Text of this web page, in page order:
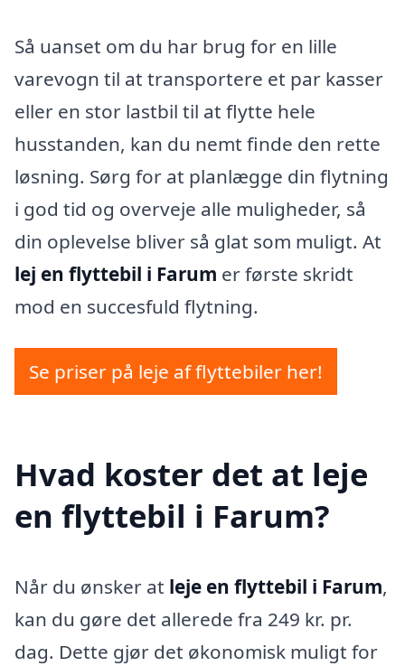
Så uanset om du har brug for en lille
varevogn til at transportere et par kasser
eller en stor lastbil til at flytte hele
husstanden, kan du nemt finde den rette
løsning. Sørg for at planlægge din flytning
i god tid og overveje alle muligheder, så
din oplevelse bliver så glat som muligt. At
lej en flyttebil i Farum er første skridt
mod en succesfuld flytning.
Se priser på leje af flyttebiler her!
Hvad koster det at leje
en flyttebil i Farum?
Når du ønsker at leje en flyttebil i Farum,
kan du gøre det allerede fra 249 kr. pr.
dag. Dette gjør det økonomisk muligt for